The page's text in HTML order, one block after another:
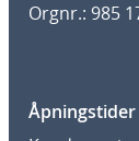
Orgnr.: 985
Åpningstider